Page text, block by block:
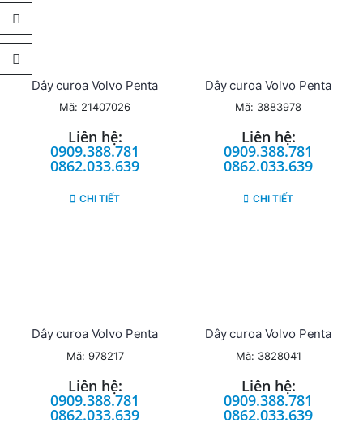
Dây curoa Volvo Penta
Mã: 21407026
Liên hệ:
0909.388.781
0862.033.639
CHI TIẾT
Dây curoa Volvo Penta
Mã: 3883978
Liên hệ:
0909.388.781
0862.033.639
CHI TIẾT
Dây curoa Volvo Penta
Mã: 978217
Liên hệ:
0909.388.781
0862.033.639
Dây curoa Volvo Penta
Mã: 3828041
Liên hệ:
0909.388.781
0862.033.639